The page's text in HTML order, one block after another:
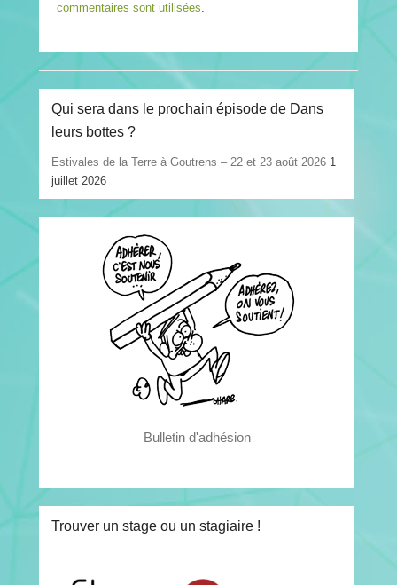
commentaires sont utilisées.
Qui sera dans le prochain épisode de Dans
leurs bottes ?
Estivales de la Terre à Goutrens – 22 et 23 août 2026 1
juillet 2026
Bulletin d'adhésion
Trouver un stage ou un stagiaire !